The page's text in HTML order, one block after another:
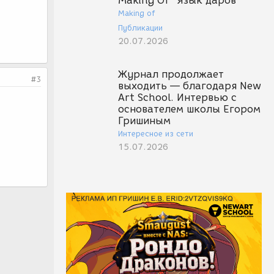
Making of
Публикации
20.07.2026
Журнал продолжает
выходить — благодаря New
Art School. Интервью с
основателем школы Егором
Гришиным
Интересное из сети
15.07.2026
#3